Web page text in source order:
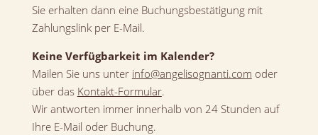
Sie erhalten dann eine Buchungsbestätigung mit
Zahlungslink per E-Mail.
Keine Verfügbarkeit im Kalender?
Mailen Sie uns unter info@angelisognanti.com oder
über das Kontakt-Formular.
Wir antworten immer innerhalb von 24 Stunden auf
Ihre E-Mail oder Buchung.